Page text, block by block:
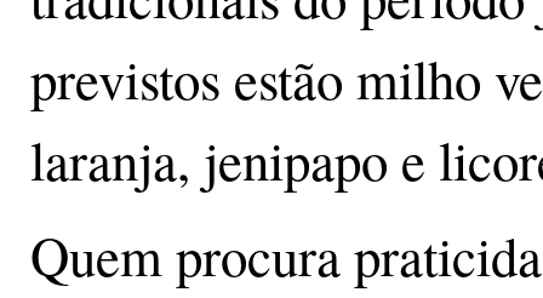
previstos estão milho
laranja, jenipapo e
Quem procura